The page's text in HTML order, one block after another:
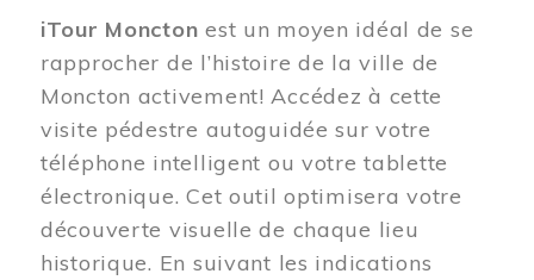
iTour Moncton est un moyen idéal de se
rapprocher de l’histoire de la ville de
Moncton activement! Accédez à cette
visite pédestre autoguidée sur votre
téléphone intelligent ou votre tablette
électronique. Cet outil optimisera votre
découverte visuelle de chaque lieu
historique. En suivant les indications